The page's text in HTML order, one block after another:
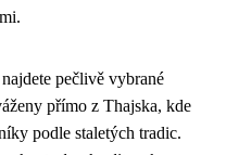
pečlivě vybrané
přímo z Thajska, kde
podle staletých tradic.